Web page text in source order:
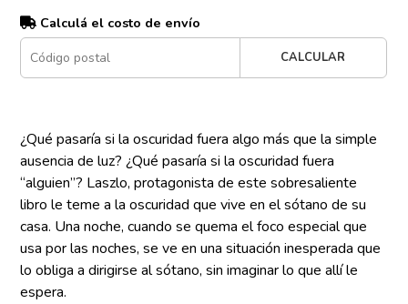
Calculá el costo de envío
CALCULAR
¿Qué pasaría si la oscuridad fuera algo más que la simple
ausencia de luz? ¿Qué pasaría si la oscuridad fuera
“alguien”? Laszlo, protagonista de este sobresaliente
libro le teme a la oscuridad que vive en el sótano de su
casa. Una noche, cuando se quema el foco especial que
usa por las noches, se ve en una situación inesperada que
lo obliga a dirigirse al sótano, sin imaginar lo que allí le
espera.